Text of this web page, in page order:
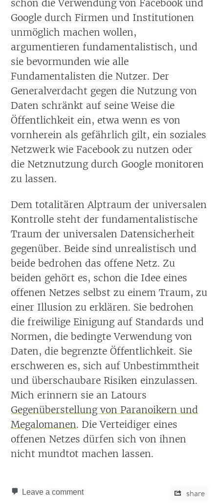
schon die Verwendung von Facebook und
Google durch Firmen und Institutionen
unmöglich machen wollen,
argumentieren fundamentalistisch, und
sie bevormunden wie alle
Fundamentalisten die Nutzer. Der
Generalverdacht gegen die Nutzung von
Daten schränkt auf seine Weise die
Öffentlichkeit ein, etwa wenn es von
vornherein als gefährlich gilt, ein soziales
Netzwerk wie Facebook zu nutzen oder
die Netznutzung durch Google monitoren
zu lassen.
Dem totalitären Alptraum der universalen
Kontrolle steht der fundamentalistische
Traum der universalen Datensicherheit
gegenüber. Beide sind unrealistisch und
beide bedrohen das offene Netz. Zu
beiden gehört es, schon die Idee eines
offenen Netzes selbst zu einem Traum, zu
einer Illusion zu erklären. Sie bedrohen
die freiwilige Einigung auf Standards und
Normen, die bedingte Verwendung von
Daten, die begrenzte Öffentlichkeit. Sie
erschweren es, sich auf Unbestimmtheit
und überschaubare Risiken einzulassen.
Mich erinnern sie an Latours
Gegenüberstellung von Paranoikern und
Megalomanen. Die Verteidiger eines
offenen Netzes dürfen sich von ihnen
nicht mundtot machen lassen.
Leave a comment share